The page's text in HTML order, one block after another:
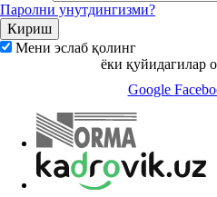
Паролни унутдингизми?
Мени эслаб қолинг
ёки қуйидагилар
Google